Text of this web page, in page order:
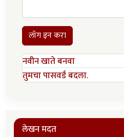
लॉग इन करा
नवीन खाते बनवा
तुमचा पासवर्ड बदला.
लेखन मदत